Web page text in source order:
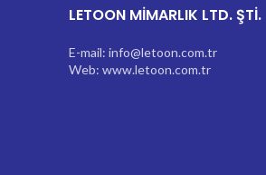
LETOON MİMARLIK LTD. ŞTİ.
E-mail: info@letoon.com.tr
Web: www.letoon.com.tr